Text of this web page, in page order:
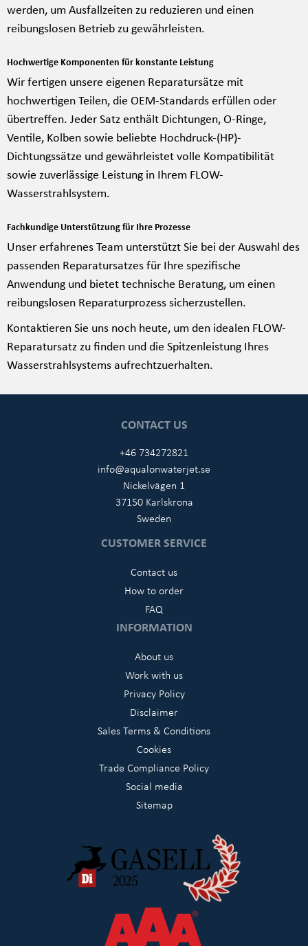
werden, um Ausfallzeiten zu reduzieren und einen
reibungslosen Betrieb zu gewährleisten.
Hochwertige Komponenten für konstante Leistung
Wir fertigen unsere eigenen Reparatursätze mit
hochwertigen Teilen, die OEM-Standards erfüllen oder
übertreffen. Jeder Satz enthält Dichtungen, O-Ringe,
Ventile, Kolben sowie beliebte Hochdruck-(HP)-
Dichtungssätze und gewährleistet volle Kompatibilität
sowie zuverlässige Leistung in Ihrem FLOW-
Wasserstrahlsystem.
Fachkundige Unterstützung für Ihre Prozesse
Unser erfahrenes Team unterstützt Sie bei der Auswahl des
passenden Reparatursatzes für Ihre spezifische
Anwendung und bietet technische Beratung, um einen
reibungslosen Reparaturprozess sicherzustellen.
Kontaktieren Sie uns noch heute, um den idealen FLOW-
Reparatursatz zu finden und die Spitzenleistung Ihres
Wasserstrahlsystems aufrechtzuerhalten.
CONTACT US
+46 734272821
info@aqualonwaterjet.se
Nickelvägen 1
37150 Karlskrona
Sweden
CUSTOMER SERVICE
Contact us
How to order
FAQ
INFORMATION
About us
Work with us
Privacy Policy
Disclaimer
Sales Terms & Conditions
Cookies
Trade Compliance Policy
Social media
Sitemap